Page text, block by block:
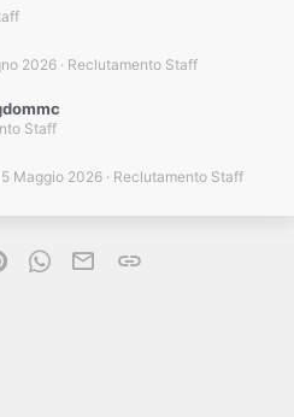
Reclutamento Staff
2026
Staff
Reclutamento Staff
Maggio 2026
PinterestWhatsApp
e-mailLink